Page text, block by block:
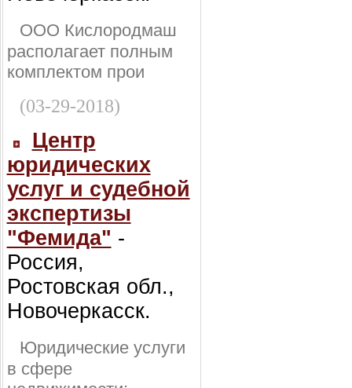
ООО Кислородмаш
располагает полным
комплектом прои
(03-29-2018)
Центр
юридических
услуг и судебной
экспертизы
"Фемида" -
Россия,
Ростовская обл.,
Новочеркасск.
Юридические услуги
в сфере